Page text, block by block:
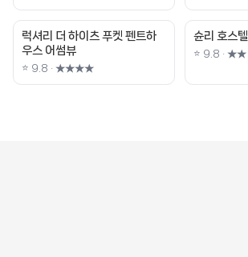
럭셔리 더 하이츠 푸켓 펜트하
우스 어썸뷰
⭐ 9.8 · ★★★★
슌리 호스텔
⭐ 9.8 · ★★